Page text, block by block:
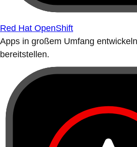
Red Hat OpenShift
Apps in großem Umfang
bereitstellen.